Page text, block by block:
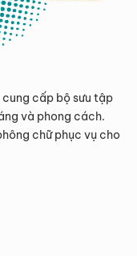
cấp bộ sưu tập
và phong cách.
chữ phục vụ cho